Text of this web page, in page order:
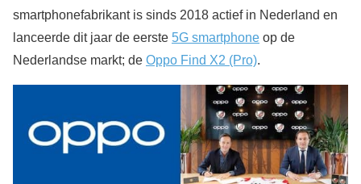
smartphonefabrikant is sinds 2018 actief in Nederland en
lanceerde dit jaar de eerste 5G smartphone op de
Nederlandse markt; de Oppo Find X2 (Pro).